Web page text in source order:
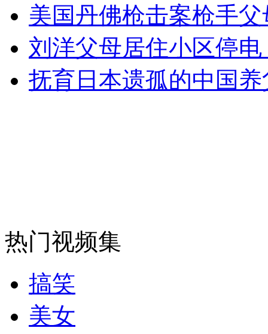
山西运城恶犬咬伤多人 警民合力深夜将其击毙
女孩北京地铁殴打老人 痛下狠手拳打脚踢
安徽一实载49人客车翻车
走！跟着总书记去植树
美国丹佛枪击案枪手
刘洋父母居住小区停
抚育日本遗孤的中国
热门视频集
搞笑
美女